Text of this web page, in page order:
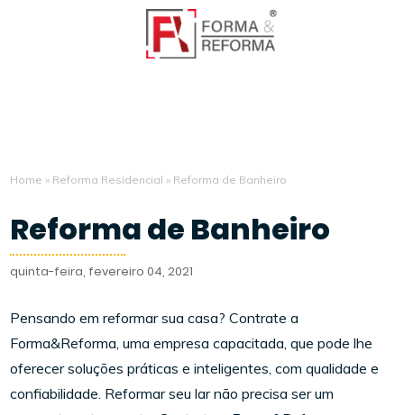
Home » Reforma Residencial » Reforma de Banheiro
Reforma de Banheiro
quinta-feira, fevereiro 04, 2021
Pensando em reformar sua casa? Contrate a
Forma&Reforma, uma empresa capacitada, que pode lhe
oferecer soluções práticas e inteligentes, com qualidade e
confiabilidade. Reformar seu lar não precisa ser um